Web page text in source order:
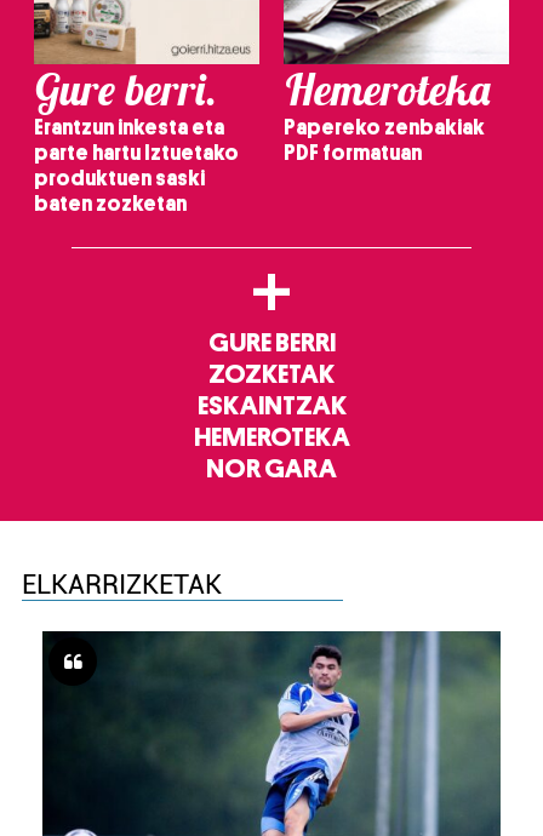
Gure berri.
Erantzun inkesta eta
parte hartu Iztuetako
produktuen saski
baten zozketan
Hemeroteka
Papereko zenbakiak
PDF formatuan
+
GURE BERRI
ZOZKETAK
ESKAINTZAK
HEMEROTEKA
NOR GARA
ELKARRIZKETAK